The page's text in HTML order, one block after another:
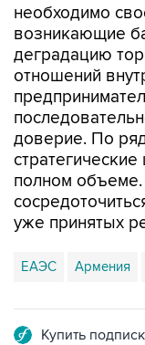
необходимо
возникающие
деградацию
отношений
доверие. По
полном объеме.
уже принятых
ЕАЭС Армения
Купить